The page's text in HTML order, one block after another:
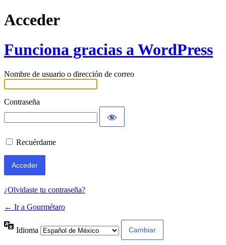
Acceder
Funciona gracias a WordPress
Nombre de usuario o dirección de correo
Contraseña
Recuérdame
¿Olvidaste tu contraseña?
← Ir a Gourmétaro
Idioma